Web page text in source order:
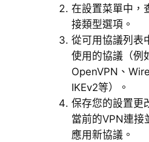
在設置菜單中，
接類型選項。
從可用協議列表
使用的協議（例
OpenVPN、
IKEv2等）。
保存您的設置更
當前的VPN連接
應用新協議。